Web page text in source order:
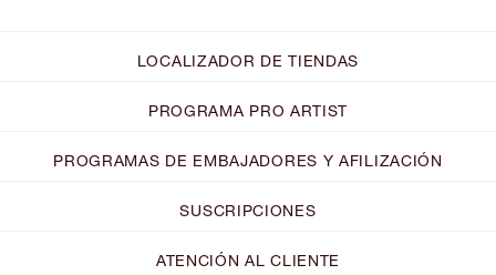
LOCALIZADOR DE TIENDAS
PROGRAMA PRO ARTIST
PROGRAMAS DE EMBAJADORES Y AFILIZACIÓN
SUSCRIPCIONES
ATENCIÓN AL CLIENTE